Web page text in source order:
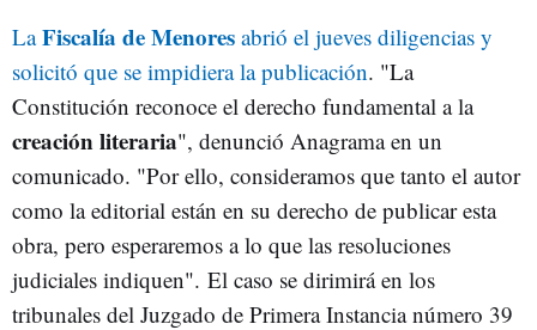
LaFiscalía de Menores abrió el jueves diligencias y
solicitó que se impidiera la publicación. "La
Constitución reconoce el derecho fundamental a la
creación literaria", denunció Anagrama en un
comunicado. "Por ello, consideramos que tanto el autor
como la editorial están en su derecho de publicar esta
obra, pero esperaremos a lo que las resoluciones
judiciales indiquen". El caso se dirimirá en los
tribunales del Juzgado de Primera Instancia número 39